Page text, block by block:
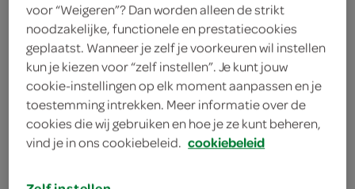
Let op: aanbiedingen zijn niet zichtbaar bij de
producten, maar worden wél automatisch
verwerkt in de winkelmand.
6 Belegde broodjes (zoals kaas, gezond en gegrilde
voor “Weigeren”? Dan worden alleen de strikt
noodzakelijke, functionele en prestatiecookies
geplaatst. Wanneer je zelf je voorkeuren wil instellen
kun je kiezen voor “zelf instellen”. Je kunt jouw
cookie-instellingen op elk moment aanpassen en je
toestemming intrekken. Meer informatie over de
cookies die wij gebruiken en hoe je ze kunt beheren,
vind je in ons cookiebeleid. cookiebeleid